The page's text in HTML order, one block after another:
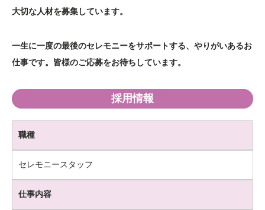
大切な人材を募集しています。
一生に一度の最後のセレモニーをサポートする、やりがいあるお
仕事です。 皆様のご応募をお待ちしています。
採用情報
職種
セレモニースタッフ
仕事内容